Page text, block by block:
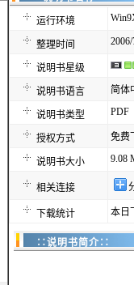
运行环境
整理时间
说明书星级
说明书语言 简体
说明书类型 PDF
授权方式 免费
说明书大小 9.08
相关连接
下载统计 本日
∷说明书简介∷